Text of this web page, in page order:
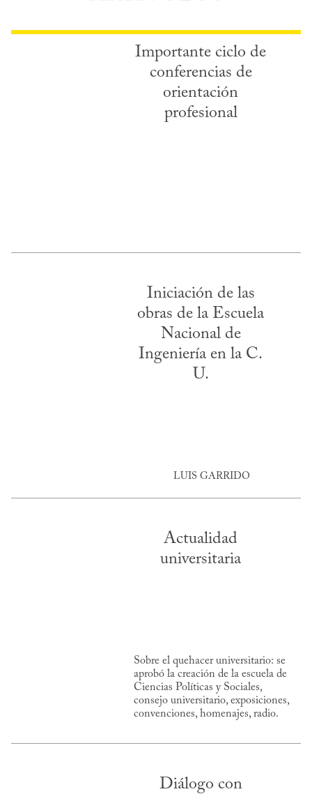
Importante ciclo de
conferencias de
orientación
profesional
Iniciación de las
obras de la Escuela
Nacional de
Ingeniería en la C.
U.
LUIS GARRIDO
Actualidad
universitaria
Sobre el quehacer universitario: se
aprobó la creación de la escuela de
Ciencias Políticas y Sociales,
consejo universitario, exposiciones,
convenciones, homenajes, radio.
Diálogo con